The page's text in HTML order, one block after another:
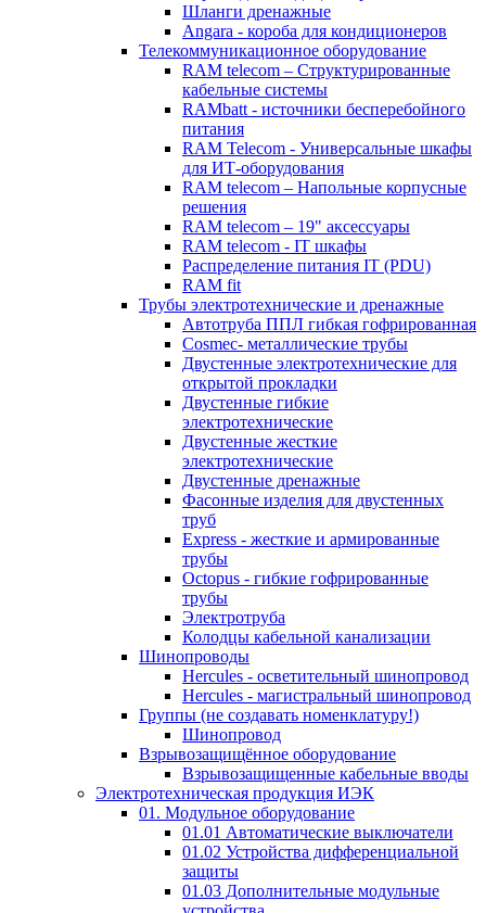
Шланги дренажные
Angara - короба для кондиционеров
Телекоммуникационное оборудование
RAM telecom – Структурированные
кабельные системы
RAMbatt - источники бесперебойного
питания
RAM Telecom - Универсальные шкафы
для ИТ-оборудования
RAM telecom – Напольные корпусные
решения
RAM telecom – 19" аксессуары
RAM telecom - IT шкафы
Распределение питания IT (PDU)
RAM fit
Трубы электротехнические и дренажные
Автотруба ППЛ гибкая гофрированная
Cosmec- металлические трубы
Двустенные электротехнические для
открытой прокладки
Двустенные гибкие
электротехнические
Двустенные жесткие
электротехнические
Двустенные дренажные
Фасонные изделия для двустенных
труб
Express - жесткие и армированные
трубы
Octopus - гибкие гофрированные
трубы
Электротруба
Колодцы кабельной канализации
Шинопроводы
Hercules - осветительный шинопровод
Hercules - магистральный шинопровод
Группы (не создавать номенклатуру!)
Шинопровод
Взрывозащищённое оборудование
Взрывозащищенные кабельные вводы
Электротехническая продукция ИЭК
01. Модульное оборудование
01.01 Автоматические выключатели
01.02 Устройства дифференциальной
защиты
01.03 Дополнительные модульные